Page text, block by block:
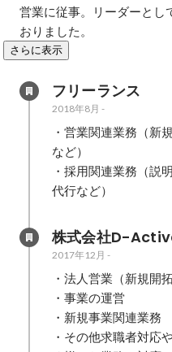
営業に従事。リーダーとし
おりました。
さらに表示
フリーランス
2018年8月 -
・営業関連業務（新
など）
・採用関連業務（説
代行など）
株式会社D-
2017年12月 -
・法人営業（新規開
・事業の運営
・新規事業関連業務
・その他求職者対応